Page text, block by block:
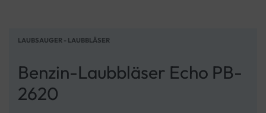
LAUBSAUGER - LAUBBLÄSER
Benzin-Laubbläser Echo PB-
2620